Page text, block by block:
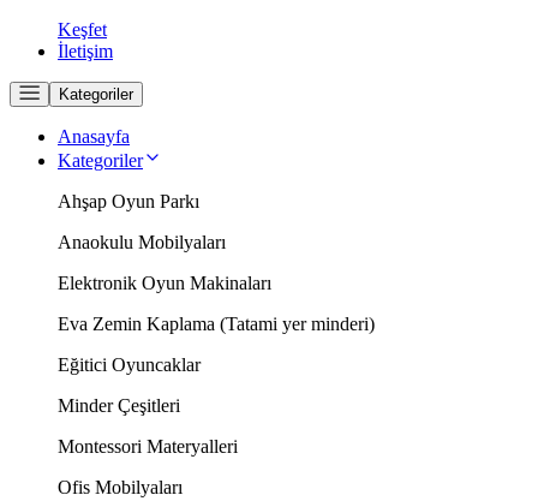
Keşfet
İletişim
Kategoriler
Anasayfa
Kategoriler
Ahşap Oyun Parkı
Anaokulu Mobilyaları
Elektronik Oyun Makinaları
Eva Zemin Kaplama (Tatami yer minderi)
Eğitici Oyuncaklar
Minder Çeşitleri
Montessori Materyalleri
Ofis Mobilyaları